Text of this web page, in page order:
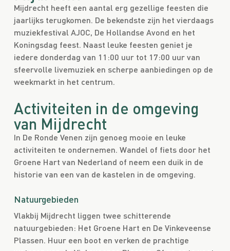
Mijdrecht heeft een aantal erg gezellige feesten die
jaarlijks terugkomen. De bekendste zijn het vierdaags
muziekfestival AJOC, De Hollandse Avond en het
Koningsdag feest. Naast leuke feesten geniet je
iedere donderdag van 11:00 uur tot 17:00 uur van
sfeervolle livemuziek en scherpe aanbiedingen op de
weekmarkt in het centrum.
Activiteiten in de omgeving
van Mijdrecht
In De Ronde Venen zijn genoeg mooie en leuke
activiteiten te ondernemen. Wandel of fiets door het
Groene Hart van Nederland of neem een duik in de
historie van een van de kastelen in de omgeving.
Natuurgebieden
Vlakbij Mijdrecht liggen twee schitterende
natuurgebieden: Het Groene Hart en De Vinkeveense
Plassen. Huur een boot en verken de prachtige